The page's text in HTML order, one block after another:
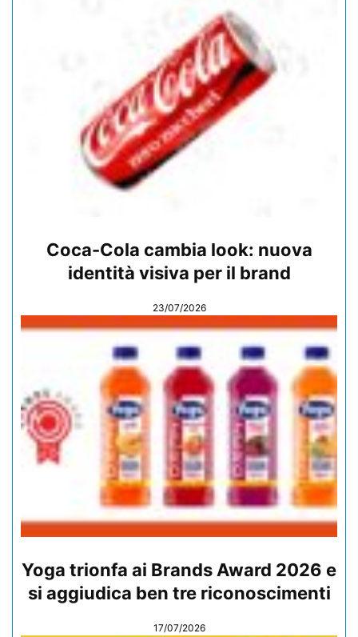
Coca-Cola cambia look: nuova
identità visiva per il brand
23/07/2026
Yoga trionfa ai Brands Award 2026 e
si aggiudica ben tre riconoscimenti
17/07/2026